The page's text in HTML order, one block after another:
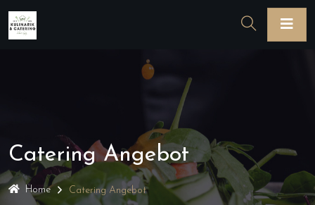
Catering Angebot
Home Catering Angebot